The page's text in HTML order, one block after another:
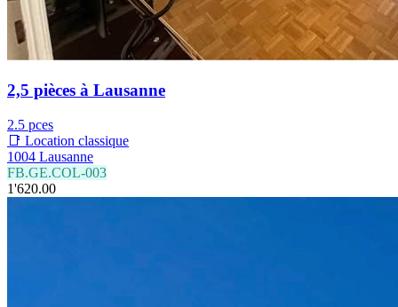
2,5 pièces à Lausanne
2.5 pces
📑 Location classique
1004 Lausanne
FB.GE.COL-003
1'620.00